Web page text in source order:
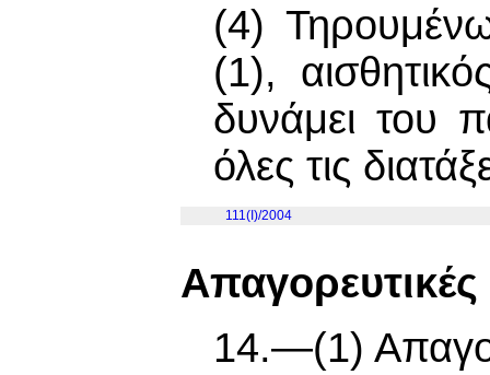
(4)
(1),
δυνάμει του
όλες τις
111(I)/2004
Απαγορευτικές
14.—(1)